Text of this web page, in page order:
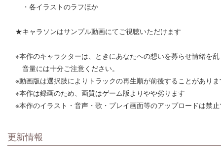
・各イラストのラフほか
★キャラソンはサンプル動画にてご視聴いただけます
※本作のキャラクターは、ときにあなたへの想いを募らせ情緒を
音量には十分ご注意ください。
※動画版は選択肢によりトラックの再生順が前後することがあり
※本作は録画のため、画質はゲーム版よりやや劣ります
※本作のイラスト・音声・歌・プレイ画面等のアップロードは禁
更新情報